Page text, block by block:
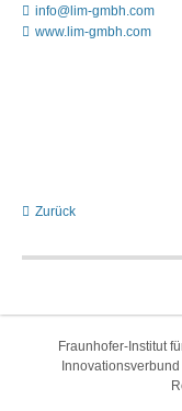
info@lim-gmbh.com
www.lim-gmbh.com
Zurück
Fraunhofer-Institut